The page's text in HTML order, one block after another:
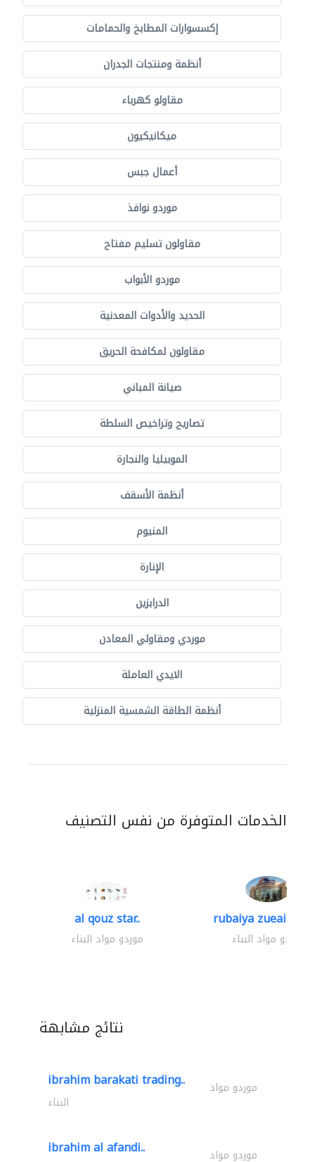
إكسسوارات المطابخ والحمامات
أنظمة ومنتجات الجدران
مقاولو كهرباء
ميكانيكيون
أعمال جبس
موردو نوافذ
مقاولون تسليم مفتاح
موردو الأبواب
الحديد والأدوات المعدنية
مقاولون لمكافحة الحريق
صيانة المباني
تصاريح وتراخيص السلطة
الموبيليا والنجارة
أنظمة الأسقف
المنيوم
الإنارة
الدرابزين
موردي ومقاولي المعادن
الايدي العاملة
أنظمة الطاقة الشمسية المنزلية
الخدمات المتوفرة من نفس التصنيف
al qouz star..
موردو مواد البناء
rubaiya zueaid
موردو مواد البناء
نتائج مشابهة
ibrahim barakati trading.. موردو مواد
البناء
ibrahim al afandi.. موردو مواد